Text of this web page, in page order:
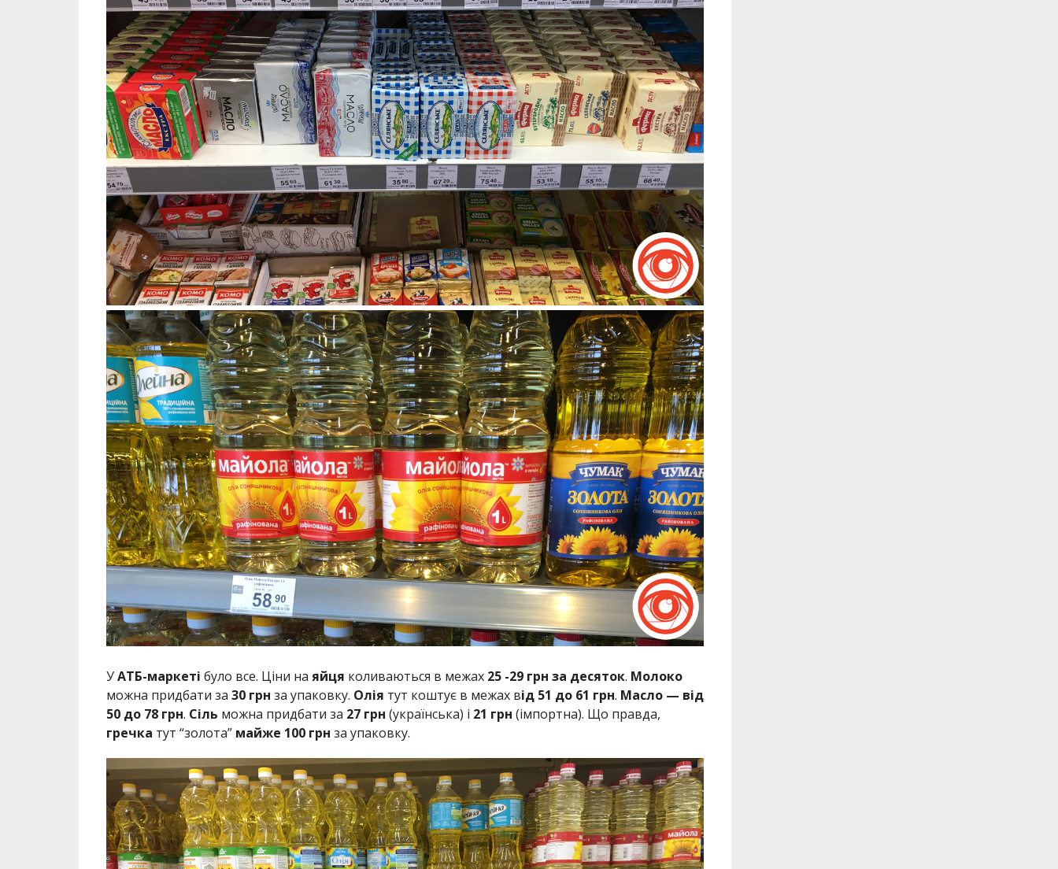
УАТБ-маркеті було все. Ціни на яйця коливаються в межах 25 -29 грн за десяток. Молоко
можна придбати за 30 грн за упаковку. Олія тут коштує в межах від 51 до 61 грн. Масло — від
50 до 78 грн. Сіль можна придбати за 27 грн (українська) і 21 грн (імпортна). Що правда,
гречка тут “золота” майже 100 грн за упаковку.